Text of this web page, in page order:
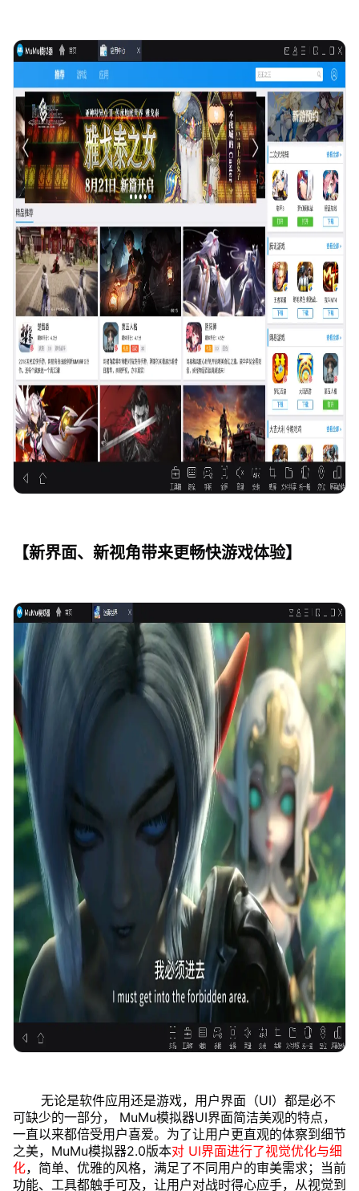
【新界面、新视角带来更畅快游戏体验】
无论是软件应用还是游戏，用户界面（UI）都是必不
可缺少的一部分， MuMu模拟器UI界面简洁美观的特点，
一直以来都倍受用户喜爱。为了让用户更直观的体察到细节
之美，MuMu模拟器2.0版本对 UI界面进行了视觉优化与细
化，简单、优雅的风格，满足了不同用户的审美需求；当前
功能、工具都触手可及，让用户对战时得心应手，从视觉到